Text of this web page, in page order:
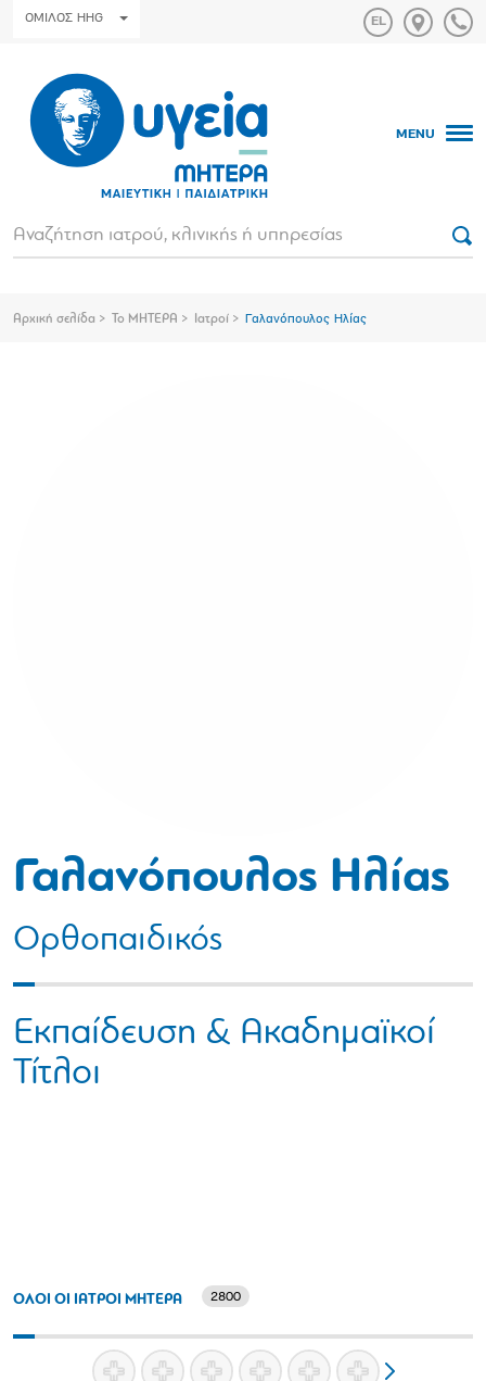
ΟΜΙΛΟΣ HHG
MENU
Αρχική σελίδα Το ΜΗΤΕΡΑ Ιατροί Γαλανόπουλος Ηλίας
Γαλανόπουλος Ηλίας
Ορθοπαιδικός
Εκπαίδευση & Ακαδημαϊκοί
Τίτλοι
ΟΛΟΙ ΟΙ ΙΑΤΡΟΙ ΜΗΤΕΡΑ 2800